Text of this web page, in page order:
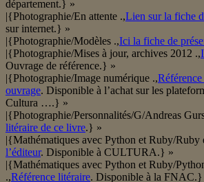
département.} »
|{Photographie/En attente .,Lien sur la fiche
sur internet.} »
|{Photographie/Modèles .,Ici la fiche de
|{Photographie/Mises à jour, archives 2012 .,
Ouvrage de référence.} »
|{Photographie/Image numérique .,
ouvrage. Disponible à l’achat sur les
Cultura ….} »
|{Photographie/Personnalités/G/Andreas
litéraire de ce livre.} »
|{Mathématiques avec Python et Ruby/Ruby
l’éditeur. Disponible à CULTURA.} »
|{Mathématiques avec Python et Ruby/
.,Référence litéraire. Disponible à la FNAC.}